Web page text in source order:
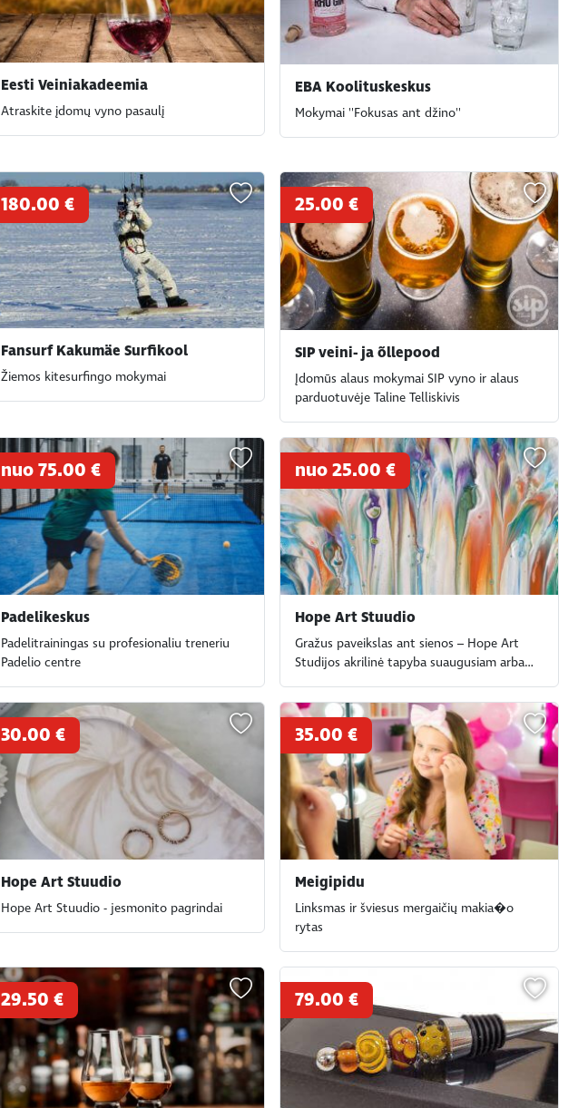
Eesti Veiniakadeemia
Atraskite įdomų vyno pasaulį
EBA Koolituskeskus
Mokymai ''Fokusas ant džino''
180.00 €
Fansurf Kakumäe Surfikool
Žiemos kitesurfingo mokymai
25.00 €
SIP veini- ja õllepood
Įdomūs alaus mokymai SIP vyno ir alaus
parduotuvėje Taline Telliskivis
nuo 75.00 €
Padelikeskus
Padelitrainingas su profesionaliu treneriu
Padelio centre
nuo 25.00 €
Hope Art Stuudio
Gražus paveikslas ant sienos – Hope Art
Studijos akrilinė tapyba suaugusiam arba
30.00 €
Hope Art Stuudio
Hope Art Stuudio - jesmonito pagrindai
35.00 €
Meigipidu
Linksmas ir šviesus mergaičių makia�o
rytas
29.50 € 79.00 €